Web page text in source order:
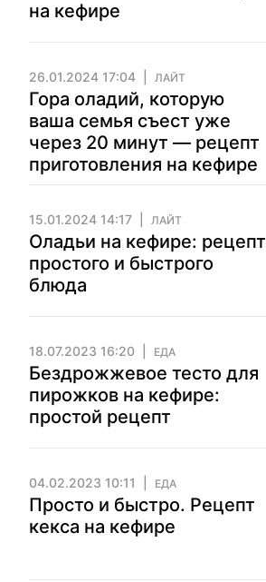
на кефире
26.01.2024 17:04 ЛАЙТ
Гора оладий, которую
ваша семья съест уже
через 20 минут — рецепт
приготовления на кефире
15.01.2024 14:17 ЛАЙТ
Оладьи на кефире: рецепт
простого и быстрого
блюда
18.07.2023 16:20 ЕДА
Бездрожжевое тесто для
пирожков на кефире:
простой рецепт
04.02.2023 10:11 ЕДА
Просто и быстро. Рецепт
кекса на кефире